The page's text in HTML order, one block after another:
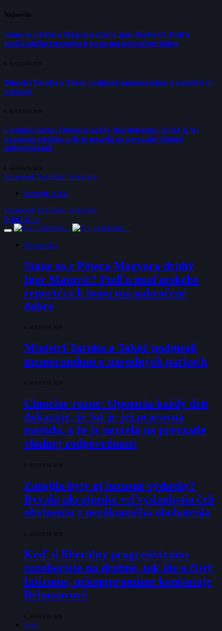
Najnovšie
Stane sa z Pétera Magyara druhý Igor Matovič? Podľa
maďarského reportéra k tomu má nakročené dobre
6. AUGUSTA 2026
Ministri Taraba a Takáč podpísali memorandum o národných
parkoch
6. AUGUSTA 2026
Chmelár rázne: Opozícia každý deň dokazuje, že lož je jej
pracovná metóda, a že je nezrelá na prevzatie vládnej
zodpovednosti
6. AUGUSTA 2026
FacebookYouTube Telegram
Inzerujte u nás
FacebookYouTube Telegram
Prihlásiť sa
Slovensko
Stane sa z Pétera Magyara druhý
Igor Matovič? Podľa maďarského
reportéra k tomu má nakročené
dobre
6. AUGUSTA 2026
Ministri Taraba a Takáč podpísali
memorandum o národných parkoch
6. AUGUSTA 2026
Chmelár rázne: Opozícia každý deň
dokazuje, že lož je jej pracovná
metóda, a že je nezrelá na prevzatie
vládnej zodpovednosti
6. AUGUSTA 2026
Zatajila byty aj luxusné výdavky?
Bývalá ukrajinská veľvyslankyňa čelí
obvineniu z nezákonného obohatenia
6. AUGUSTA 2026
Keď si liberálny progresivizmus
rozoberiete na drobné, tak ide o čistý
fašizmus, nekompromisne konštatuje
Belousovová
6. AUGUSTA 2026
Svet